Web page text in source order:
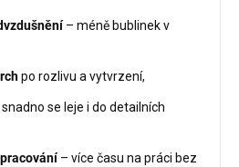
– méně bublinek v
po rozlivu a vytvrzení,
snadno se leje i do detailních
– více času na práci bez